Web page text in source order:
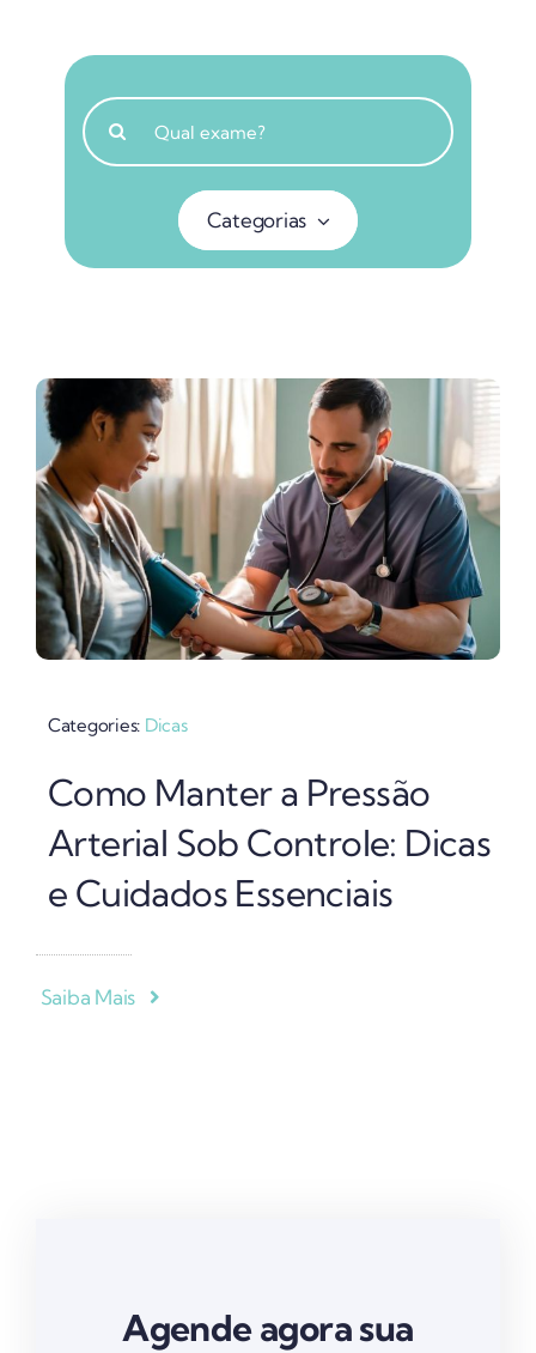
Buscar
resultados
Categorias
Categories: Dicas
Como Manter a Pressão
Arterial Sob Controle: Dicas
e Cuidados Essenciais
Saiba Mais
Agende agora sua